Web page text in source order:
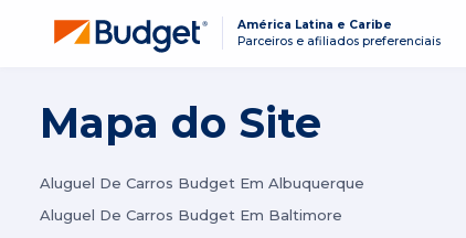
América Latina e Caribe
Parceiros e afiliados preferenciais
Mapa do Site
Aluguel De Carros Budget Em Albuquerque
Aluguel De Carros Budget Em Baltimore